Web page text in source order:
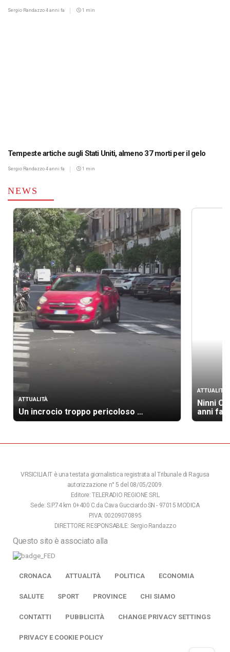
Sergio Randazzo 4 anni fa 1 min
Tempeste artiche sugli Stati Uniti, almeno 37 morti per il gelo
Sergio Randazzo 4 anni fa 1 min
NEWS
ATTUALITÀ
Un incrocio troppo pericoloso …
ATTUALITÀ
Ninni
anni fa
VRSICILIA.IT è una testata giornalistica registrata al Tribunale di Ragusa
autorizzazione n° 5 del 08/05/2009.
Editore: TELERADIO REGIONE SRL
Sede: S.P.74 km 0+400 C.da Cava Gucciardo SN - 97015 MODICA
P.IVA: 00209070895
DIRETTORE RESPONSABILE: Sergio Randazzo
Questo sito è associato alla
CRONACA ATTUALITÀ POLITICA ECONOMIA
SALUTE SPORT PROVINCE CHI SIAMO
CONTATTI PUBBLICITÀ CHANGE PRIVACY SETTINGS
PRIVACY E COOKIE POLICY